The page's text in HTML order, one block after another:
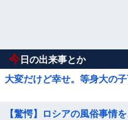
今 日の出来事とか
大変だけど幸せ。等身大の子
【驚愕】ロシアの風俗事情